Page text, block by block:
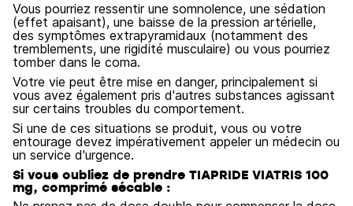
Vous pourriez ressentir une somnolence, une sédation
(effet apaisant), une baisse de la pression artérielle,
des symptômes extrapyramidaux (notamment des
tremblements, une rigidité musculaire) ou vous pourriez
tomber dans le coma.
Votre vie peut être mise en danger, principalement si
vous avez également pris d'autres substances agissant
sur certains troubles du comportement.
Si une de ces situations se produit, vous ou votre
entourage devez impérativement appeler un médecin ou
un service d'urgence.
Si vous oubliez de prendre TIAPRIDE VIATRIS 100
mg, comprimé sécable :